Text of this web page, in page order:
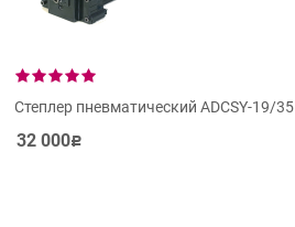
Степлер пневматический ADCSY-19/35
32 000Р